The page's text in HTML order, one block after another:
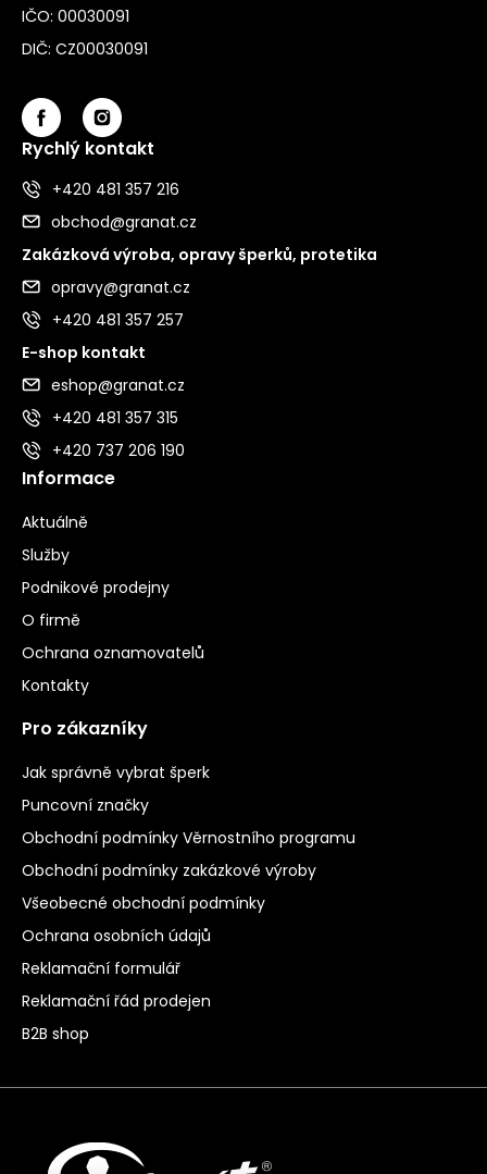
IČO: 00030091
DIČ: CZ00030091
Rychlý kontakt
+420 481 357 216
obchod@granat.cz
Zakázková výroba, opravy šperků, protetika
opravy@granat.cz
+420 481 357 257
E-shop kontakt
eshop@granat.cz
+420 481 357 315
+420 737 206 190
Informace
Aktuálně
Služby
Podnikové prodejny
O firmě
Ochrana oznamovatelů
Kontakty
Pro zákazníky
Jak správně vybrat šperk
Puncovní značky
Obchodní podmínky Věrnostního programu
Obchodní podmínky zakázkové výroby
Všeobecné obchodní podmínky
Ochrana osobních údajů
Reklamační formulář
Reklamační řád prodejen
B2B shop